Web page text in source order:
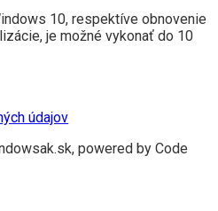
10, respektíve obnovenie
je možné vykonať do 10
údajov
powered by Code